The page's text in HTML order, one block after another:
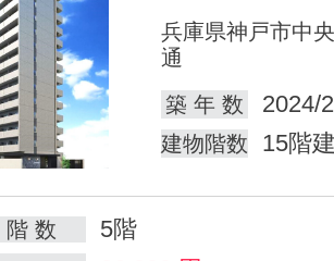
兵庫県神戸市中
通
築 年 数
2024/
建物階数 15階
階 数 5階